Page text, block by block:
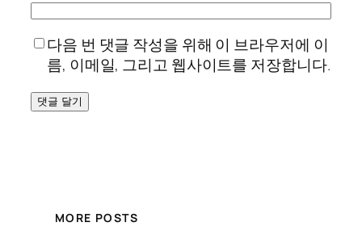
다음 번 댓글 작성을 위해 이 브라우저에 이
름, 이메일, 그리고 웹사이트를 저장합니다.
MORE POSTS